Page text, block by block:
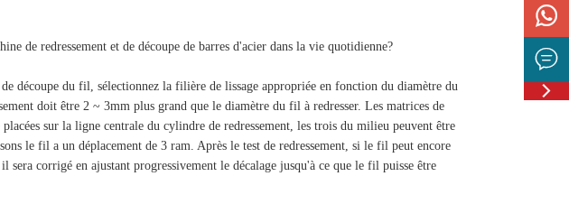
de redressement et de découpe de barres d'acier dans la vie quotidienne?
découpe du fil, sélectionnez la filière de lissage appropriée en fonction du diamètre du
doit être 2 ~ 3mm plus grand que le diamètre du fil à redresser. Les matrices de
sur la ligne centrale du cylindre de redressement, les trois du milieu peuvent être
le fil a un déplacement de 3 ram. Après le test de redressement, si le fil peut encore
sera corrigé en ajustant progressivement le décalage jusqu'à ce que le fil puisse être


